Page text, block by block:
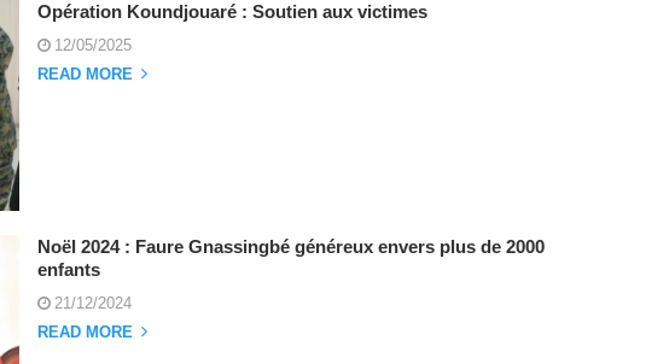
Opération Koundjouaré : Soutien aux victimes
12/05/2025
READ MORE
Noël 2024 : Faure Gnassingbé généreux envers plus de 2000
enfants
21/12/2024
READ MORE